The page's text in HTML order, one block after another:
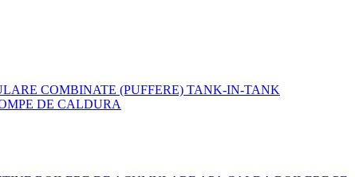
COMBINATE (PUFFERE) TANK-IN-TANK
DE CALDURA